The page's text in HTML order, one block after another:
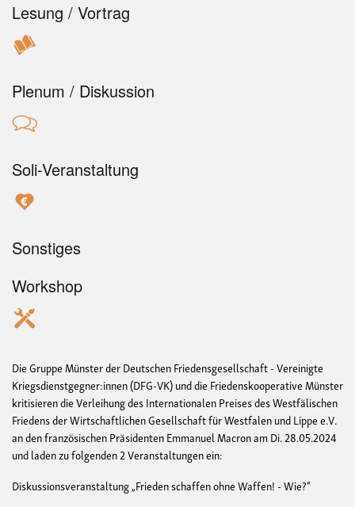
Lesung / Vortrag
Plenum / Diskussion
Soli-Veranstaltung
Sonstiges
Workshop
Die Gruppe Münster der Deutschen Friedensgesellschaft - Vereinigte
Kriegsdienstgegner:innen (DFG-VK) und die Friedenskooperative Münster
kritisieren die Verleihung des Internationalen Preises des Westfälischen
Friedens der Wirtschaftlichen Gesellschaft für Westfalen und Lippe e.V.
an den französischen Präsidenten Emmanuel Macron am Di. 28.05.2024
und laden zu folgenden 2 Veranstaltungen ein:
Diskussionsveranstaltung „Frieden schaffen ohne Waffen! - Wie?“